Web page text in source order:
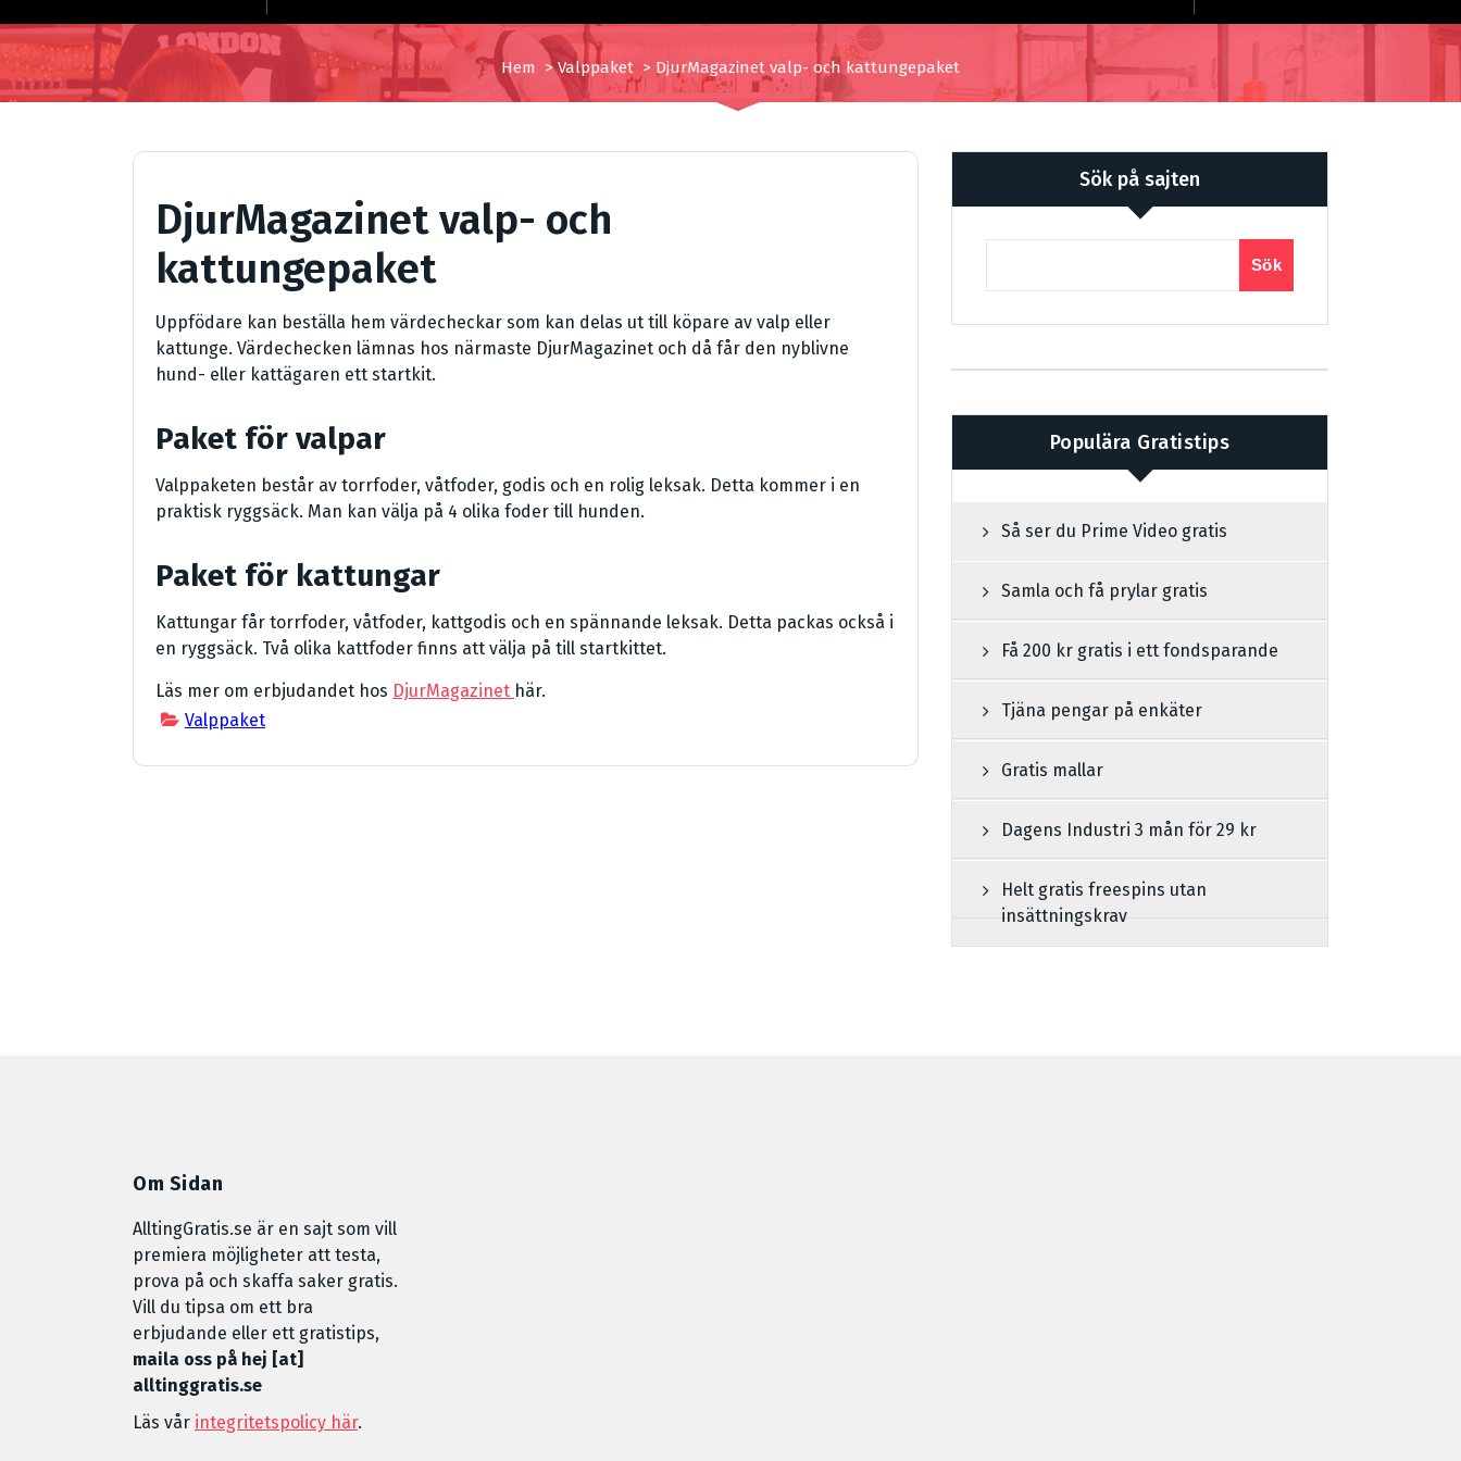
Hem >Valppaket > DjurMagazinet valp- och kattungepaket
DjurMagazinet valp- och
kattungepaket
Uppfödare kan beställa hem värdecheckar som kan delas ut till köpare av valp eller
kattunge. Värdechecken lämnas hos närmaste DjurMagazinet och då får den nyblivne
hund- eller kattägaren ett startkit.
Paket för valpar
Valppaketen består av torrfoder, våtfoder, godis och en rolig leksak. Detta kommer i en
praktisk ryggsäck. Man kan välja på 4 olika foder till hunden.
Paket för kattungar
Kattungar får torrfoder, våtfoder, kattgodis och en spännande leksak. Detta packas också i
en ryggsäck. Två olika kattfoder finns att välja på till startkittet.
Läs mer om erbjudandet hos DjurMagazinet här.
Valppaket
Sök på sajten
Sök
Populära Gratistips
Så ser du Prime Video gratis
Samla och få prylar gratis
Få 200 kr gratis i ett fondsparande
Tjäna pengar på enkäter
Gratis mallar
Dagens Industri 3 mån för 29 kr
Helt gratis freespins utan
insättningskrav
Om Sidan
AlltingGratis.se är en sajt som vill
premiera möjligheter att testa,
prova på och skaffa saker gratis.
Vill du tipsa om ett bra
erbjudande eller ett gratistips,
maila oss på hej [at]
alltinggratis.se
Läs vår integritetspolicy här.